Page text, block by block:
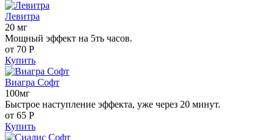
Левитра
20 мг
Мощный эффект на 5ть часов.
от 70 Р
Купить
Виагра Софт
100мг
Быстрое наступление эффекта, уже через 20 минут.
от 65 Р
Купить